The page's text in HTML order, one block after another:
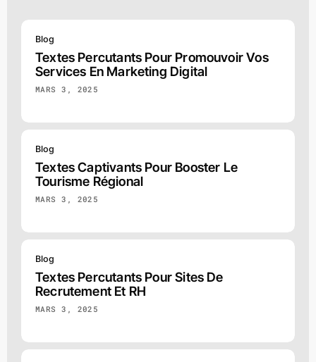
Blog
Textes Percutants Pour Promouvoir Vos
Services En Marketing Digital
MARS 3, 2025
Blog
Textes Captivants Pour Booster Le
Tourisme Régional
MARS 3, 2025
Blog
Textes Percutants Pour Sites De
Recrutement Et RH
MARS 3, 2025